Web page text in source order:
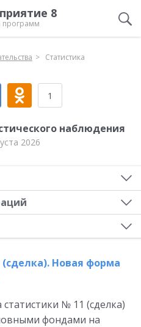
8
программ
Статистика
наблюдения
2026
Новая форма
№ 11 (сделка)
фондами на
1